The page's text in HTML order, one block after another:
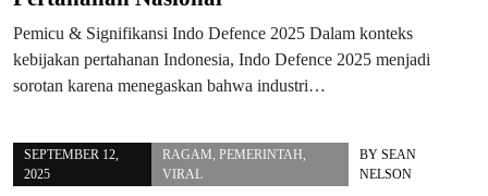
Pemicu & Signifikansi Indo Defence 2025 Dalam konteks
kebijakan pertahanan Indonesia, Indo Defence 2025 menjadi
sorotan karena menegaskan bahwa industri…
SEPTEMBER 12,
2025
RAGAM, PEMERINTAH,
VIRAL
BY SEAN
NELSON